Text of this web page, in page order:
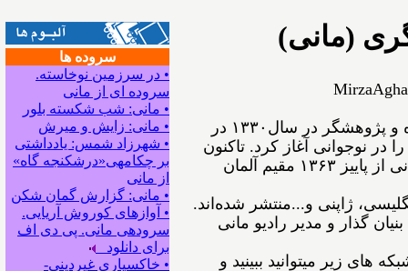
سروده ها
• در سرزمین نوخاسته.
سروده ای از مانی
• مانی: شب شکسته بلور
• مانی: زایش و میرش
• شهرزاد شمس: یادداشتی
بر چکامه‍ی«درشکنجه گاه»
از مانی
• مانی: گزارش گمان شکن
• آوازهای کوروش آریایی.
سروده‍ی مانی. پی دی اف
برای دانلود
• خاکسپاری غیردینی-
(مانی)
MirzaAgha
ﻣﻴﺮﺯﺍﺁﻗﺎﻋﺴگرﻯ(ﻣﺎﻧﻰ) شاعر، نویسنده و پژوهشگر ﺩﺭ ﺳﺎﻝ۱۳۳۰ در
ﺩﺭ ﻧﻮﺟﻮﺍﻧﻰ ﺁﻏﺎﺯ ﻛﺮﺩ. ﺗﺎﻛﻨﻮﻥ
۵۴ ﺟﻠﺪ ﺍﺯ ﺁﺛﺎﺭﺵ ﺑﻪ ﭼﺎﭖ ﺭﺳﻴﺪه‌اﻧﺪ. مانی از ﭘﺎﻳﻴﺰ ۱۳۶۳ مقیم ﺁﻟﻤﺎﻥ
ژاپنی و...ﻣﻨﺘﺸﺮ ﺷﺪﻩ⁯اند.
گذار و مدیر رادیو مانی
های زیر میتوانید ببینید و